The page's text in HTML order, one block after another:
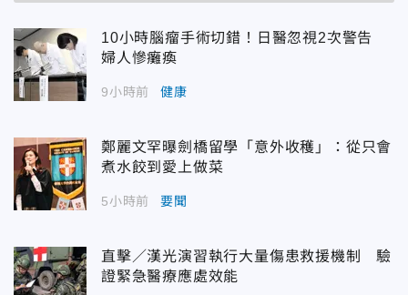
10小時腦瘤手術切錯！日醫忽視2次警告
婦人慘癱瘓
9小時前 健康
鄭麗文罕曝劍橋留學「意外收穫」：從只會
煮水餃到愛上做菜
5小時前 要聞
直擊／漢光演習執行大量傷患救援機制 驗
證緊急醫療應處效能